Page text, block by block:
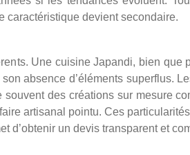
caractéristique devient secondaire.
Une cuisine Japandi, bien que
absence d’éléments superflus.
des créations sur mesure
artisanal pointu. Ces
d’obtenir un devis transparent et